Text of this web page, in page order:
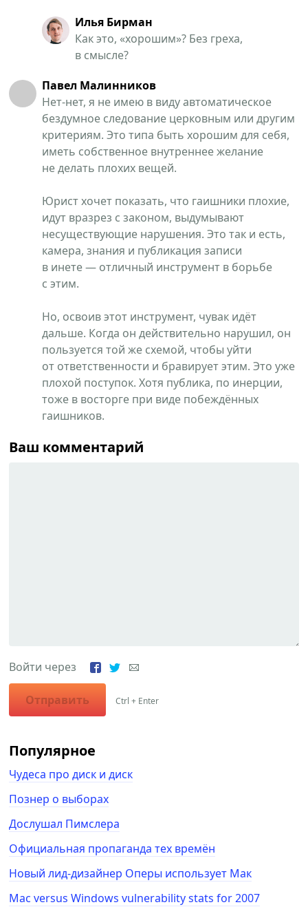
Илья Бирман
Как это, «хорошим»? Без греха,
в смысле?
Павел Малинников
Нет-нет, я не имею в виду автоматическое
бездумное следование церковным или другим
критериям. Это типа быть хорошим для себя,
иметь собственное внутреннее желание
не делать плохих вещей.
Юрист хочет показать, что гаишники плохие,
идут вразрез с законом, выдумывают
несуществующие нарушения. Это так и есть,
камера, знания и публикация записи
в инете — отличный инструмент в борьбе
с этим.
Но, освоив этот инструмент, чувак идёт
дальше. Когда он действительно нарушил, он
пользуется той же схемой, чтобы уйти
от ответственности и бравирует этим. Это уже
плохой поступок. Хотя публика, по инерции,
тоже в восторге при виде побеждённых
гаишников.
Ваш комментарий
Войти через
Отправить Ctrl + Enter
Популярное
Чудеса про диск и диск
Познер о выборах
Дослушал Пимслера
Официальная пропаганда тех времён
Новый лид-дизайнер Оперы использует Мак
Mac versus Windows vulnerability stats for 2007